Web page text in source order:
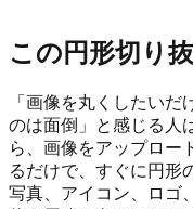
この円形切り
「画像を丸くしたいだ
のは面倒」と感じる人
ら、画像をアップロー
るだけで、すぐに円形
写真、アイコン、ロゴ